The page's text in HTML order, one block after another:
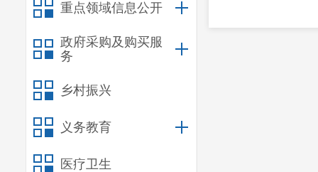
重点领域信息公开
政府采购及购买服
务
乡村振兴
义务教育
医疗卫生